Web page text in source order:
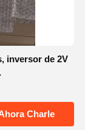
inversor de 2V
Charle